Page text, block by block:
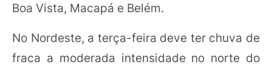
Boa Vista, Macapá e Belém.
No Nordeste, a terça-feira deve ter chuva de
fraca a moderada intensidade no norte do